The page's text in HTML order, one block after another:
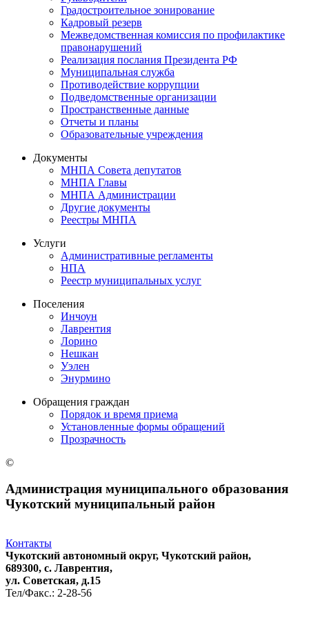
Градостроительное зонирование
Кадровый резерв
Межведомственная комиссия по профилактике
правонарушений
Реализация послания Президента РФ
Муниципальная служба
Противодействие коррупции
Подведомственные организации
Пространственные данные
Отчеты и планы
Образовательные учреждения
Документы
МНПА Совета депутатов
МНПА Главы
МНПА Администрации
Другие документы
Реестры МНПА
Услуги
Административные регламенты
НПА
Реестр муниципальных услуг
Поселения
Инчоун
Лаврентия
Лорино
Нешкан
Уэлен
Энурмино
Обращения граждан
Порядок и время приема
Установленные формы обращений
Прозрачность
©
Администрация муниципального образования
Чукотский муниципальный район
Контакты
Чукотский автономный округ, Чукотский район,
689300, с. Лаврентия,
ул. Советская, д.15
Тел/Факс.: 2-28-56